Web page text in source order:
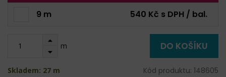
9 m 540 Kč s DPH / bal.
m DO KOŠÍKU
Skladem: 27 m Kód produktu: 148605